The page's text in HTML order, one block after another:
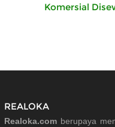
Komersial
REALOKA
Realoka.com berupaya